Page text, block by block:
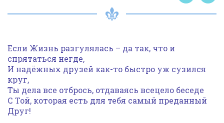
Если Жизнь разгулялась – да так, что и
спрятаться негде,
И надёжных друзей как-то быстро уж сузился
круг,
Ты дела все отбрось, отдаваясь всецело беседе
С Той, которая есть для тебя самый преданный
Друг!